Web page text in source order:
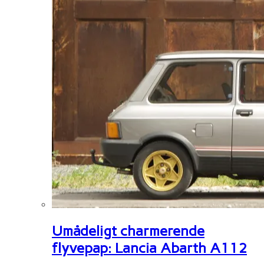
Umådeligt charmerende
flyvepap: Lancia Abarth A112